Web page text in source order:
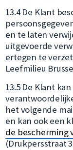
13.4 De Klant
en te laten
uitgevoerde
ertegen te
Leefmilieu
13.5 De Klant
het volgende
en kan ook een
de bescherming
(Drukpersstraat